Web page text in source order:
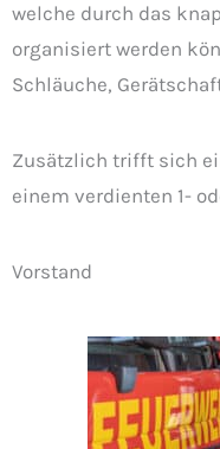
welche durch das
organisiert werden
Schläuche,
Zusätzlich trifft sich
einem verdienten 1-
Vorstand